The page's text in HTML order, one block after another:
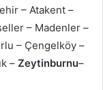
– Atakent –
– Madenler –
– Çengelköy –
– Zeytinburnu–